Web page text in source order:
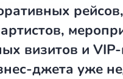
рейсов,
визитов и VIP-
джета уже